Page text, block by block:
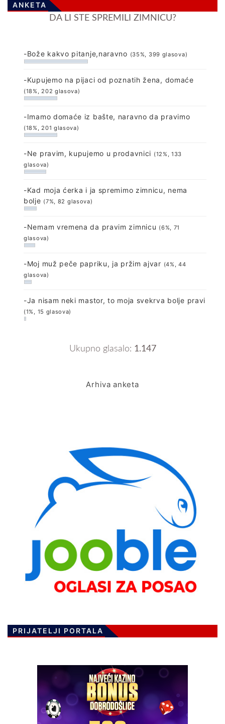
ANKETA
DA LI STE SPREMILI ZIMNICU?
-Bože kakvo pitanje,naravno (35%, 399 glasova)
-Kupujemo na pijaci od poznatih žena, domaće
(18%, 202 glasova)
-Imamo domaće iz bašte, naravno da pravimo
(18%, 201 glasova)
-Ne pravim, kupujemo u prodavnici (12%, 133
glasova)
-Kad moja ćerka i ja spremimo zimnicu, nema
bolje (7%, 82 glasova)
-Nemam vremena da pravim zimnicu (6%, 71
glasova)
-Moj muž peče papriku, ja pržim ajvar (4%, 44
glasova)
-Ja nisam neki mastor, to moja svekrva bolje pravi
(1%, 15 glasova)
Ukupno glasalo: 1.147
Arhiva anketa
PRIJATELJI PORTALA